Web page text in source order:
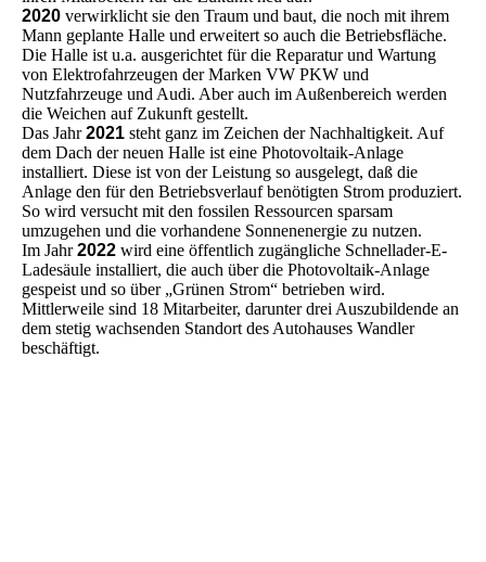
2020 verwirklicht sie den Traum und baut, die noch mit ihrem
Mann geplante Halle und erweitert so auch die Betriebsfläche.
Die Halle ist u.a. ausgerichtet für die Reparatur und Wartung
von Elektrofahrzeugen der Marken VW PKW und
Nutzfahrzeuge und Audi. Aber auch im Außenbereich werden
die Weichen auf Zukunft gestellt.
Das Jahr2021 steht ganz im Zeichen der Nachhaltigkeit. Auf
dem Dach der neuen Halle ist eine Photovoltaik-Anlage
installiert. Diese ist von der Leistung so ausgelegt, daß die
Anlage den für den Betriebsverlauf benötigten Strom produziert.
So wird versucht mit den fossilen Ressourcen sparsam
umzugehen und die vorhandene Sonnenenergie zu nutzen.
Im Jahr2022 wird eine öffentlich zugängliche Schnellader-E-
Ladesäule installiert, die auch über die Photovoltaik-Anlage
gespeist und so über „Grünen Strom“ betrieben wird.
Mittlerweile sind 18 Mitarbeiter, darunter drei Auszubildende an
dem stetig wachsenden Standort des Autohauses Wandler
beschäftigt.